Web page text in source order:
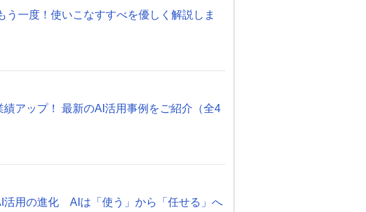
う一度！使いこなすすべを優しく解説しま
績アップ！ 最新のAI活用事例をご紹介（全4
活用の進化 AIは「使う」から「任せる」へ